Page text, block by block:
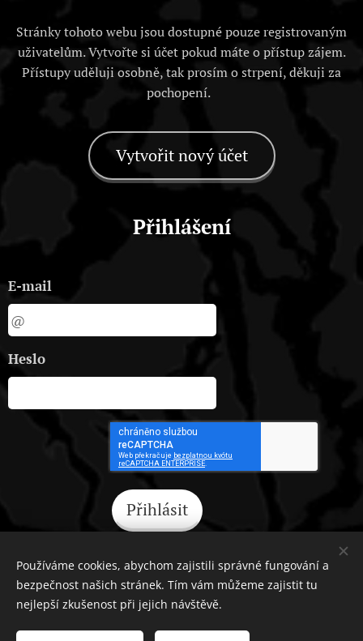
Stránky tohoto webu jsou dostupné pouze registrovaným
uživatelům. Vytvořte si účet pokud máte o přístup zájem.
Přístupy uděluji osobně, tak prosím o strpení, děkuji za
pochopení.
Vytvořit nový účet
Přihlášení
E-mail
Heslo
Přihlásit
Zapomněli jste heslo?
Používáme cookies, abychom zajistili správné fungování a
bezpečnost našich stránek. Tím vám můžeme zajistit tu
nejlepší zkušenost při jejich návštěvě.